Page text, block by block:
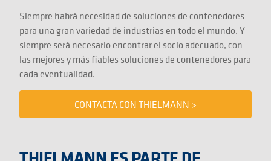
Siempre habrá necesidad de soluciones de contenedores
para una gran variedad de industrias en todo el mundo. Y
siempre será necesario encontrar el socio adecuado, con
las mejores y más fiables soluciones de contenedores para
cada eventualidad.
CONTACTA CON THIELMANN >